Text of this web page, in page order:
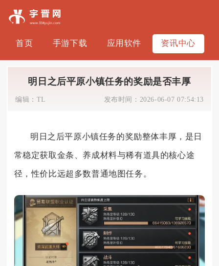
首页 手游下载 应用软件 资讯中心
明日之后平原小镇任务的奖励是否丰厚
编辑： TL 发布时间： 2026-06-07 07:54:13
明日之后平原小镇任务的奖励整体丰厚，是日
常稳定获取金条、养成材料与稀有道具的核心途
径，性价比远超多数普通地图任务。